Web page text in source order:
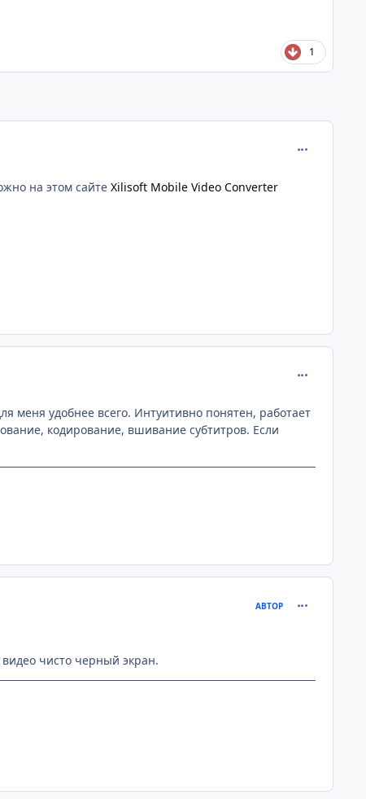
1
на этом сайте Xilisoft Mobile Video Converter
меня удобнее всего. Интуитивно понятен, работает
кодирование, вшивание субтитров. Если
АВТОР
чисто черный экран.